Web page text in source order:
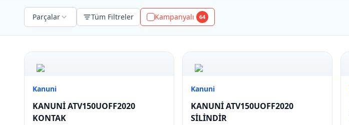
Parçalar Tüm Filtreler Kampanyalı 64
Kanuni
KANUNİ ATV150UOFF2020
KONTAK
Kanuni
KANUNİ ATV150UOFF2020
SİLİNDİR